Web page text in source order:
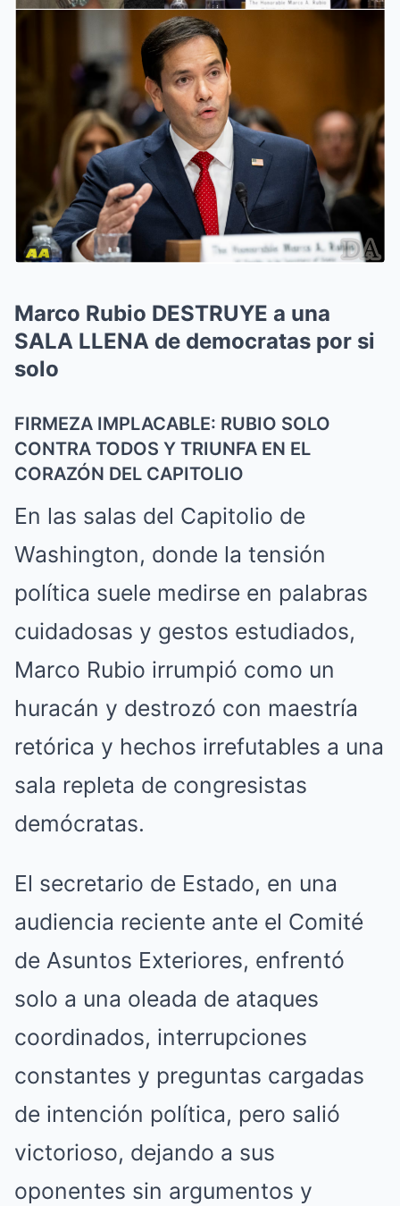
Marco Rubio DESTRUYE a una
SALA LLENA de democratas por si
solo
FIRMEZA IMPLACABLE: RUBIO SOLO
CONTRA TODOS Y TRIUNFA EN EL
CORAZÓN DEL CAPITOLIO
En las salas del Capitolio de
Washington, donde la tensión
política suele medirse en palabras
cuidadosas y gestos estudiados,
Marco Rubio irrumpió como un
huracán y destrozó con maestría
retórica y hechos irrefutables a una
sala repleta de congresistas
demócratas.
El secretario de Estado, en una
audiencia reciente ante el Comité
de Asuntos Exteriores, enfrentó
solo a una oleada de ataques
coordinados, interrupciones
constantes y preguntas cargadas
de intención política, pero salió
victorioso, dejando a sus
oponentes sin argumentos y